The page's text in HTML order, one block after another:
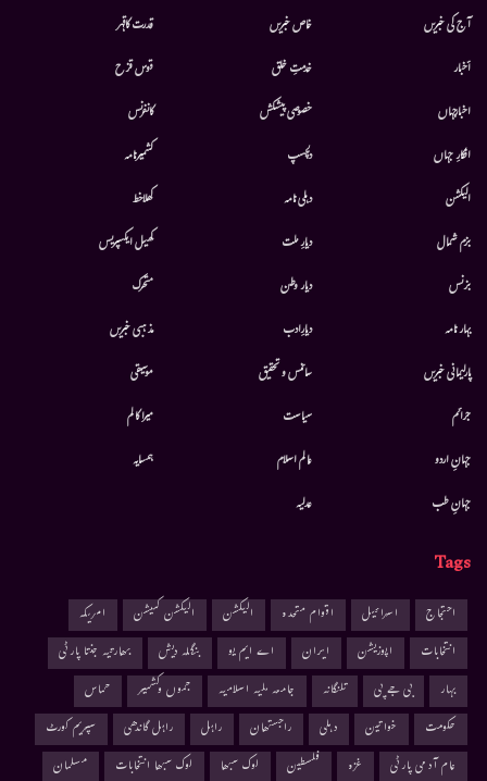
آج کی خبریں
أخبار
اخبارجہاں
افکارِ جہاں
الیکشن
بزم شمال
بزنس
بہار نامہ
پارلیمانی خبریں
جرائم
جہانِ اردو
جہانِ طب
خاص خبریں
خدمتِ خلق
خصوصی پیشکش
دلچسپ
دہلی نامہ
دیارِ ملت
دیار وطن
دیارِادب
سائنس و تحقیق
سیاست
عالم اسلام
عدلیہ
قدرت کاقہر
قوس قزح
کانفرنس
کشمیرنامہ
کھلاخط
کھیل ایکسپریس
متحرك
مذہبی خبریں
موسيقى
میرا کالم
ہمسایہ
Tags
احتجاج اسرائیل اقوام متحدہ الیکشن الیکشن کمیشن
امریکہ
انتخابات
اپوزیشن ایران اے ایم یو بنگلہ دیش
بھارتیہ جنتا پارٹی
بہار
بی جے پی تلنگانہ جامعہ ملیہ اسلامیہ جموں وکشمیر
حماس
حکومت
خواتین دہلی راجستھان راہل راہل گاندھی
سپریم کورٹ
عام آدمی پارٹی
غزہ فلسطین لوک سبھا لوک سبھا انتخابات مسلمان